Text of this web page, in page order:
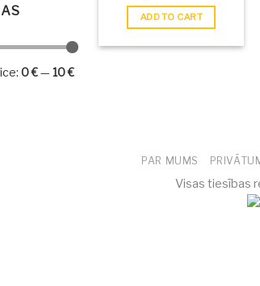
0 €— 10 €
ADD TO CART
PAR MUMS
Visas tiesības